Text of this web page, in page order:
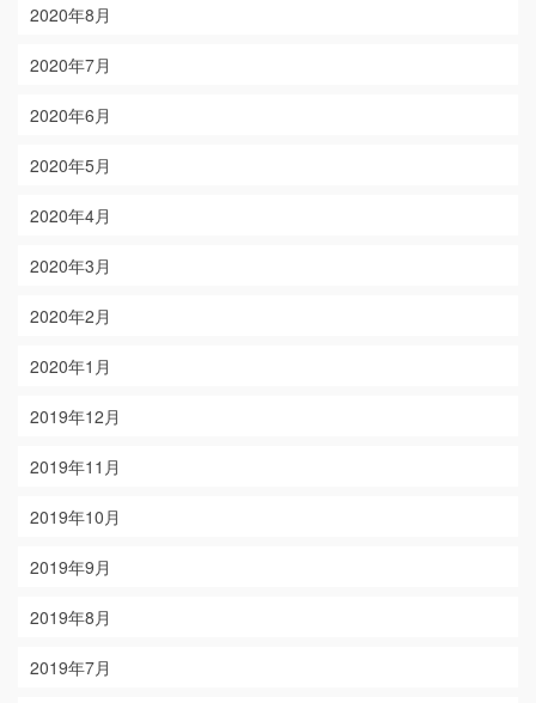
2020年8月
2020年7月
2020年6月
2020年5月
2020年4月
2020年3月
2020年2月
2020年1月
2019年12月
2019年11月
2019年10月
2019年9月
2019年8月
2019年7月